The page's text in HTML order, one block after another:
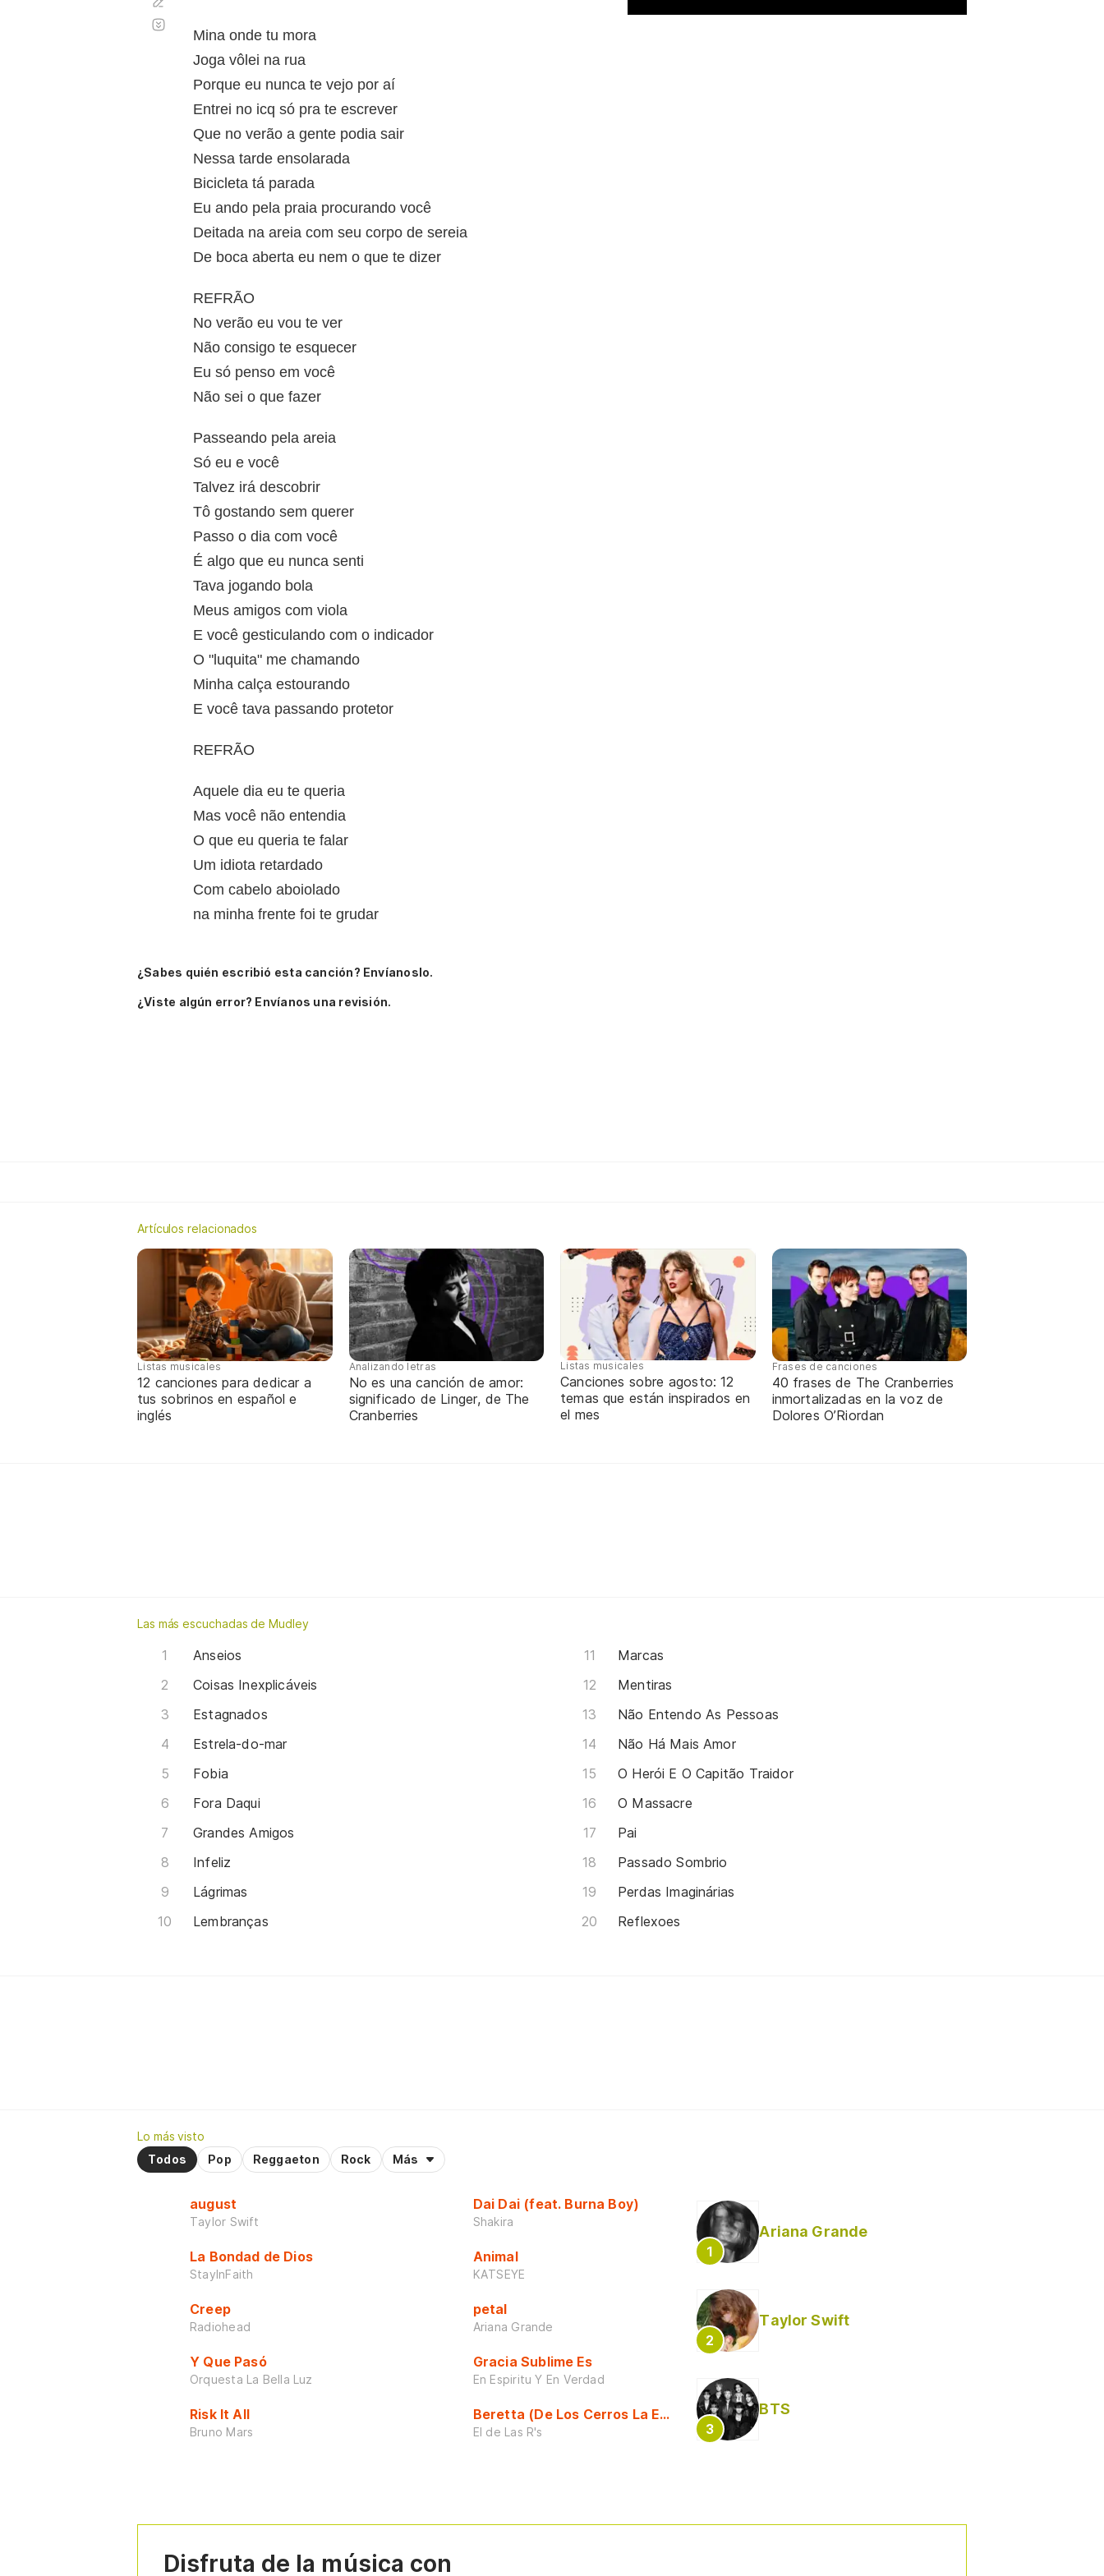
Mina onde tu mora
Joga vôlei na rua
Porque eu nunca te vejo por aí
Entrei no icq só pra te escrever
Que no verão a gente podia sair
Nessa tarde ensolarada
Bicicleta tá parada
Eu ando pela praia procurando você
Deitada na areia com seu corpo de sereia
De boca aberta eu nem o que te dizer
REFRÃO
No verão eu vou te ver
Não consigo te esquecer
Eu só penso em você
Não sei o que fazer
Passeando pela areia
Só eu e você
Talvez irá descobrir
Tô gostando sem querer
Passo o dia com você
É algo que eu nunca senti
Tava jogando bola
Meus amigos com viola
E você gesticulando com o indicador
O "luquita" me chamando
Minha calça estourando
E você tava passando protetor
REFRÃO
Aquele dia eu te queria
Mas você não entendia
O que eu queria te falar
Um idiota retardado
Com cabelo aboiolado
na minha frente foi te grudar
automático
¿Sabes quién escribió esta canción? Envíanoslo.
¿Viste algún error? Envíanos una revisión.
Artículos relacionados
Listas musicales
12 canciones para dedicar a
tus sobrinos en español e
inglés
Analizando letras
No es una canción de amor:
significado de Linger, de The
Cranberries
Listas musicales
Canciones sobre agosto: 12
temas que están inspirados en
el mes
Frases de canciones
40 frases de The Cranberries
inmortalizadas en la voz de
Dolores O’Riordan
Las más escuchadas de Mudley
Anseios
Coisas Inexplicáveis
Estagnados
Estrela-do-mar
Fobia
Fora Daqui
Grandes Amigos
Infeliz
Lágrimas
Lembranças
Marcas
Mentiras
Não Entendo As Pessoas
Não Há Mais Amor
O Herói E O Capitão Traidor
O Massacre
Pai
Passado Sombrio
Perdas Imaginárias
Reflexoes
Lo más visto
Todos
Pop Reggaeton Rock Más
august
Taylor Swift
La Bondad de Dios
StayInFaith
Creep
Radiohead
Y Que Pasó
Orquesta La Bella Luz
Risk It All
Bruno Mars
Dai Dai (feat. Burna Boy)
Shakira
Animal
KATSEYE
petal
Ariana Grande
Gracia Sublime Es
En Espiritu Y En Verdad
Beretta (De Los Cerros La Escuela)
El de Las R's
Ariana Grande
Taylor Swift
BTS
Disfruta de la música con